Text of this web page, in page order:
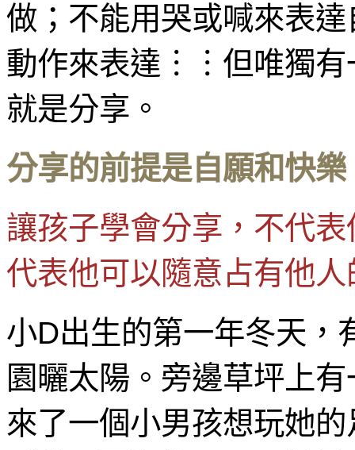
做；不能用哭或喊來表
動作來表達︙︙但唯獨
就是分享。
分享的前提是自願和快
讓孩子學會分享，不代
代表他可以隨意占有他
小D出生的第一年冬天，
園曬太陽。旁邊草坪上
來了一個小男孩想玩她